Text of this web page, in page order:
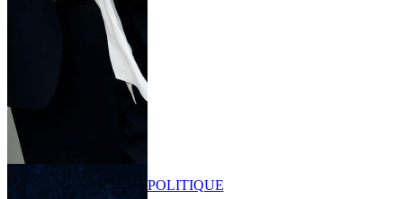
POLITIQUE